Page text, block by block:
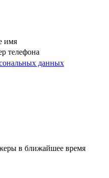
имя
телефона
данных
в ближайшее время